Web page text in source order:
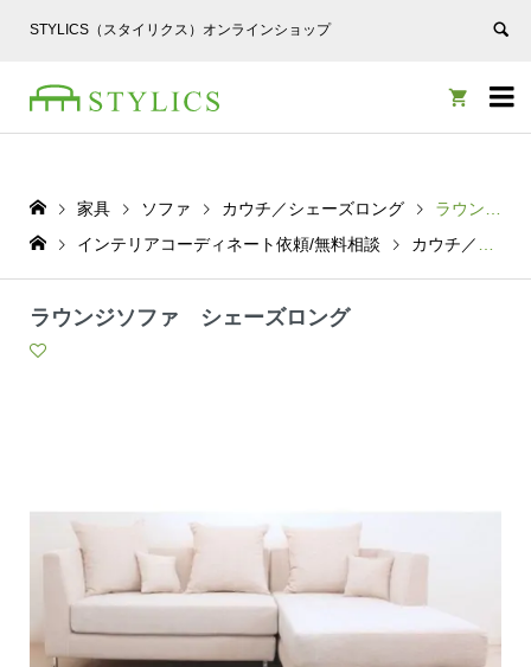
STYLICS（スタイリクス）オンラインショップ


家具 ソファ カウチ／シェーズロング
ラウンジソファ シェーズロング
インテリアコーディネート依頼/無料相談
カウチ／シェーズロング
ラウンジソファ シェーズロング